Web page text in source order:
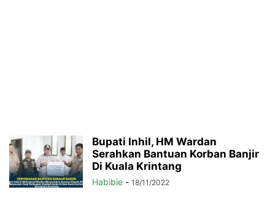
Bupati Inhil, HM Wardan
Serahkan Bantuan Korban Banjir
Di Kuala Krintang
Habibie - 18/11/2022